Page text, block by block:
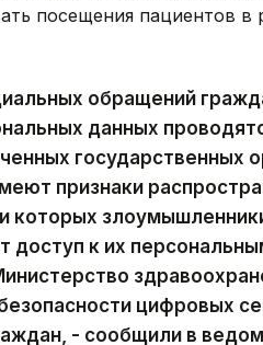
посещения пациентов в
обращений
данных
государственных
признаки
которых
доступ к их
цифровых
- сообщили в